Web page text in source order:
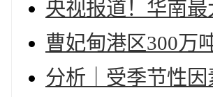
央视报道！华南
曹妃甸港区300万
分析｜受季节性